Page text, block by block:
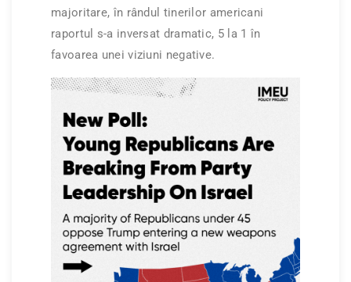
majoritare, în rândul tinerilor americani
raportul s-a inversat dramatic, 5 la 1 în
favoarea unei viziuni negative.